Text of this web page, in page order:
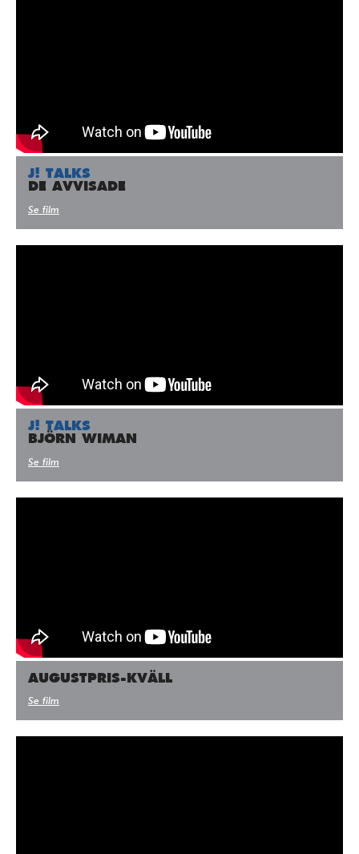
J! TALKS
DE AVVISADE
Se film
J! TALKS
BJÖRN WIMAN
Se film
AUGUSTPRIS-KVÄLL
Se film